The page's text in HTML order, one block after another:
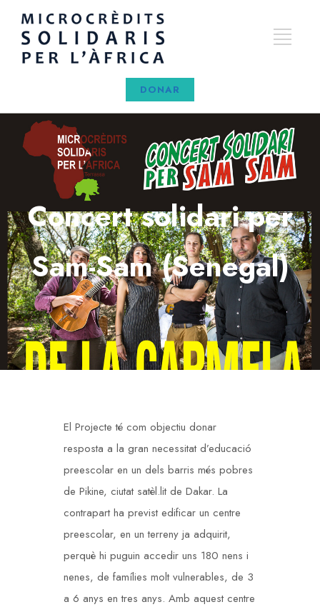
DONAR
Concert solidari per
Sam-Sam (Senegal)
El Projecte té com objectiu donar
resposta a la gran necessitat d’educació
preescolar en un dels barris més pobres
de Pikine, ciutat satèl.lit de Dakar. La
contrapart ha previst edificar un centre
preescolar, en un terreny ja adquirit,
perquè hi puguin accedir uns 180 nens i
nenes, de famílies molt vulnerables, de 3
a 6 anys en tres anys. Amb aquest centre